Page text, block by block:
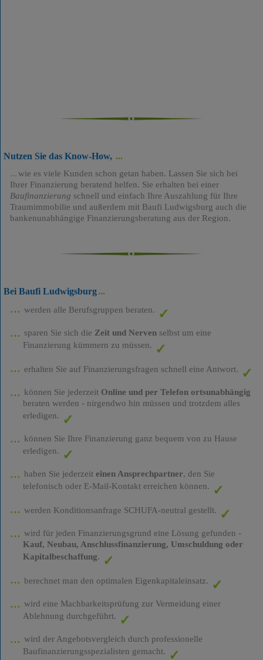
Nutzen Sie das Know-How,
wie es viele Kunden schon getan haben. Lassen Sie sich bei
Ihrer Finanzierung beratend helfen. Sie erhalten bei einer
Baufinanzierung schnell und einfach Ihre Auszahlung für Ihre
Traumimmobilie und außerdem mit Baufi Ludwigsburg auch die
bankenunabhängige Finanzierungsberatung aus der Region.
Bei Baufi Ludwigsburg
werden alle Berufsgruppen beraten.
sparen Sie sich die Zeit und Nervenselbst um eine
Finanzierung kümmern zu müssen.
erhalten Sie auf Finanzierungsfragen schnell eine Antwort.
können Sie jederzeit Online und per Telefon ortsunabhängig
beraten werden - nirgendwo hin müssen und trotzdem alles
erledigen.
können Sie Ihre Finanzierung ganz bequem von zu Hause
erledigen.
haben Sie jederzeit einen Ansprechpartner, den Sie
telefonisch oder E-Mail-Kontakt erreichen können.
werden Konditionsanfrage SCHUFA-neutral gestellt.
wird für jeden Finanzierungsgrund eine Lösung gefunden -
Kauf, Neubau, Anschlussfinanzierung, Umschuldung oder
Kapitalbeschaffung.
berechnet man den optimalen Eigenkapitaleinsatz.
wird eine Machbarkeitsprüfung zur Vermeidung einer
Ablehnung durchgeführt.
wird der Angebotsvergleich durch professionelle
Baufinanzierungsspezialisten gemacht.